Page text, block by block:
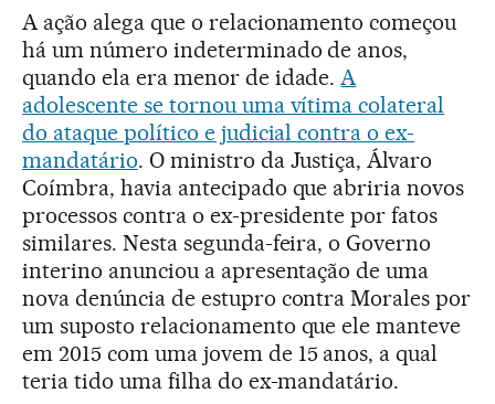
A ação alega que o relacionamento começou
há um número indeterminado de anos,
quando ela era menor de idade. A
adolescente se tornou uma vítima colateral
do ataque político e judicial contra o ex-
mandatário. O ministro da Justiça, Álvaro
Coímbra, havia antecipado que abriria novos
processos contra o ex-presidente por fatos
similares. Nesta segunda-feira, o Governo
interino anunciou a apresentação de uma
nova denúncia de estupro contra Morales por
um suposto relacionamento que ele manteve
em 2015 com uma jovem de 15 anos, a qual
teria tido uma filha do ex-mandatário.